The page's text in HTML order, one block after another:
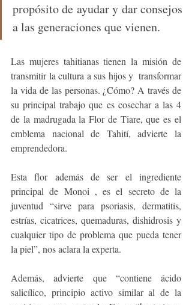
propósito de ayudar y dar consejos
a las generaciones que vienen.
Las mujeres tahitianas tienen la misión de
transmitir la cultura a sus hijos y  transformar
la vida de las personas. ¿Cómo? A través de
su principal trabajo que es cosechar a las 4
de la madrugada la Flor de Tiare, que es el
emblema nacional de Tahití, advierte la
emprendedora.
Esta flor además de ser el ingrediente
principal de Monoi , es el secreto de la
juventud “sirve para psoriasis, dermatitis,
estrías, cicatrices, quemaduras, dishidrosis y
cualquier tipo de problema que pueda tener
la piel”, nos aclara la experta.
Además, advierte que “contiene ácido
salicílico, principio activo similar al de la